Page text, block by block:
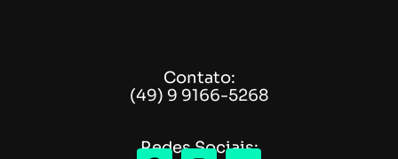
Contato:
(49) 9 9166-5268
Redes Sociais: